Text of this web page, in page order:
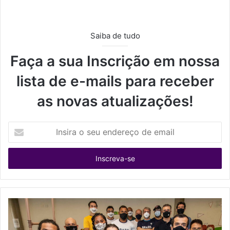
Saiba de tudo
Faça a sua Inscrição em nossa
lista de e-mails para receber
as novas atualizações!
s
r
a
s
e